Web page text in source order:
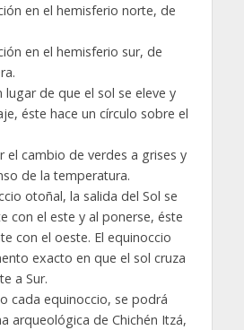
en el hemisferio norte, de
en el hemisferio sur, de
lugar de que el sol se eleve y
éste hace un círculo sobre el
el cambio de verdes a grises y
de la temperatura.
otoñal, la salida del Sol se
con el este y al ponerse, éste
con el oeste. El equinoccio
exacto en que el sol cruza
a Sur.
cada equinoccio, se podrá
arqueológica de Chichén Itzá,